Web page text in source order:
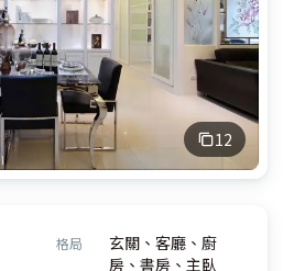
12
格局
玄關、客廳、廚
房、書房、主臥